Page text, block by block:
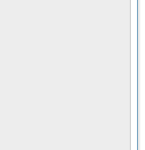
"Сигнал-USB"
Интроскан
система
USB"
терапии серии СКАН
тензометрия и т.п.)